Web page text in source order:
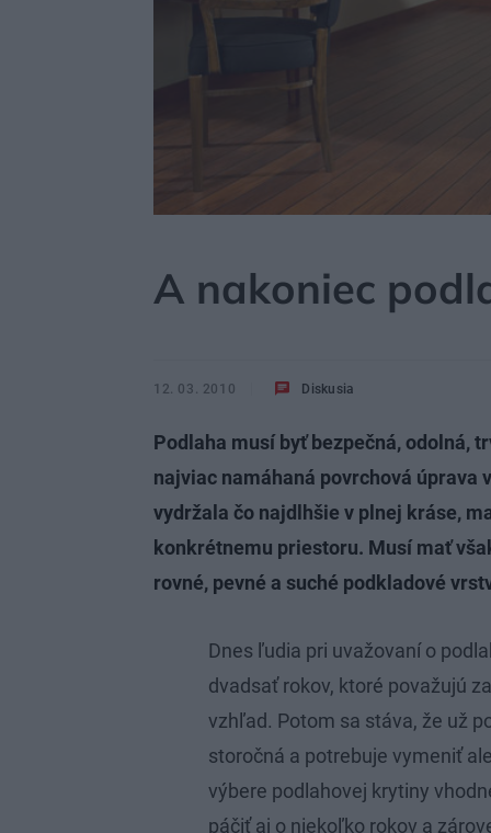
A nakoniec
12. 03. 2010 Diskusia
Podlaha musí byť bezpečná, odolná,
najviac namáhaná povrchová úprava
vydržala čo najdlhšie v plnej kráse,
konkrétnemu priestoru. Musí mať
rovné, pevné a suché podkladové
Dnes ľudia pri uvažovaní o
dvadsať rokov, ktoré považujú
vzhľad. Potom sa stáva, že už
storočná a potrebuje vymeniť
výbere podlahovej krytiny
páčiť aj o niekoľko rokov a